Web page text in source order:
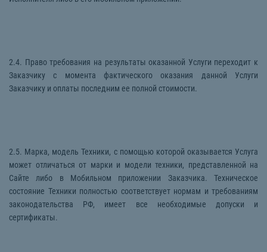
2.4. Право требования на результаты оказанной Услуги переходит к
Заказчику с момента фактического оказания данной Услуги
Заказчику и оплаты последним ее полной стоимости.
2.5. Марка, модель Техники, с помощью которой оказывается Услуга
может отличаться от марки и модели техники, представленной на
Cайте либо в Мобильном приложении Заказчика. Техническое
состояние Техники полностью соответствует нормам и требованиям
законодательства РФ, имеет все необходимые допуски и
сертификаты.